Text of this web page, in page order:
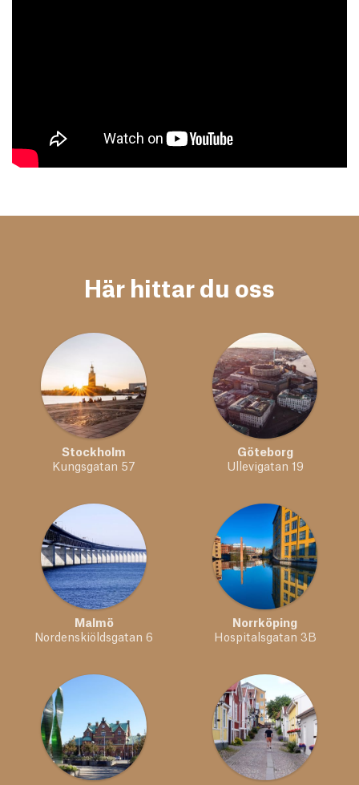
Här hittar du oss
Stockholm
Kungsgatan 57
Göteborg
Ullevigatan 19
Malmö
Nordenskiöldsgatan 6
Norrköping
Hospitalsgatan 3B